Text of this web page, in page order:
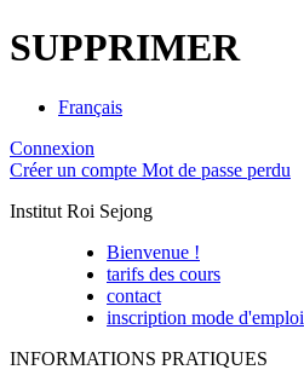
SUPPRIMER
Français
Connexion
Créer un compte Mot de passe perdu
Institut Roi Sejong
Bienvenue !
tarifs des cours
contact
inscription mode d'emploi
INFORMATIONS PRATIQUES